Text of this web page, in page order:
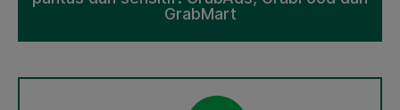
GrabMart